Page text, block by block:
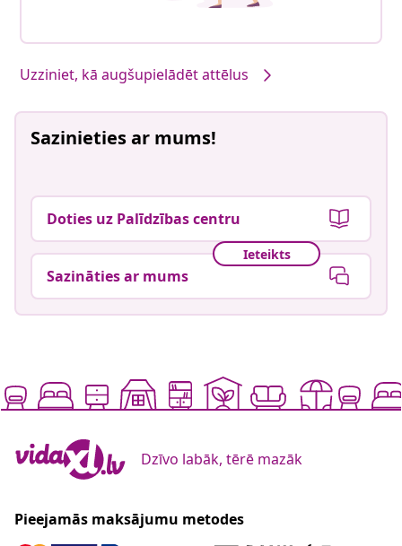
Uzziniet, kā augšupielādēt attēlus
Sazinieties ar mums!
Doties uz Palīdzības centru
Ieteikts
Sazināties ar mums
Dzīvo labāk, tērē mazāk
Pieejamās maksājumu metodes